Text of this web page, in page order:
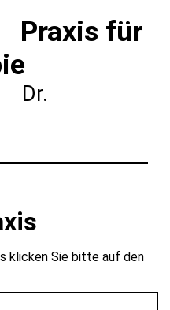
für
klicken Sie bitte auf den